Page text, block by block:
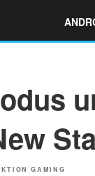
GAMING